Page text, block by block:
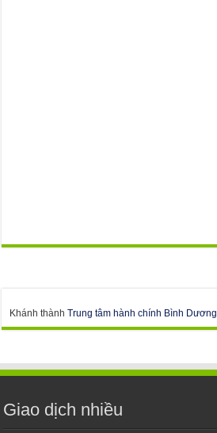
Khánh thànhTrung tâm hành chính Bình Dương
Giao dịch nhiều